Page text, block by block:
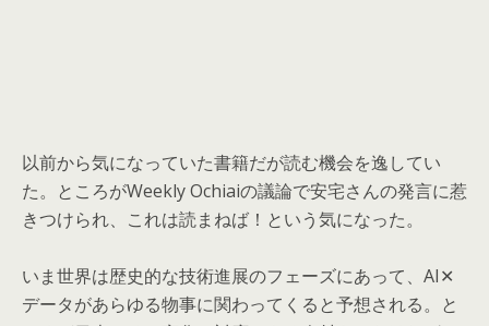
以前から気になっていた書籍だが読む機会を逸してい
た。ところがWeekly Ochiaiの議論で安宅さんの発言に惹
きつけられ、これは読まねば！という気になった。
いま世界は歴史的な技術進展のフェーズにあって、AI✕
データがあらゆる物事に関わってくると予想される。と